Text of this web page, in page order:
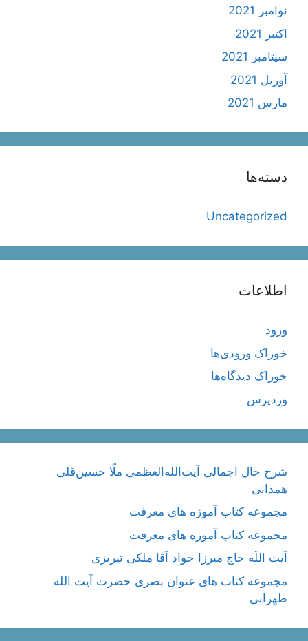
نوامبر 2021
اکتبر 2021
سپتامبر 2021
آوریل 2021
مارس 2021
دسته‌ها
Uncategorized
اطلاعات
ورود
خوراک ورودی‌ها
خوراک دیدگاه‌ها
وردپرس
شرح حال اجمالی آیت‌الله‌العظمی ملّا حسین‌قلی
همدانی
مجموعه کتاب آموزه های معرفت
مجموعه کتاب آموزه های معرفت
آیت اللَه حاج میرزا جواد آقا ملکی تبریزی
مجموعه کتاب های عنوان بصری حضرت آیت الله
طهرانی